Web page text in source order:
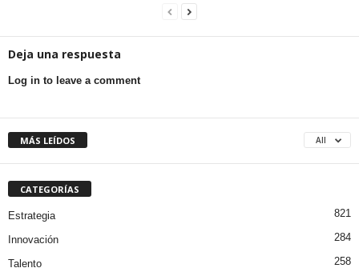
Deja una respuesta
Log in to leave a comment
MÁS LEÍDOS All
CATEGORÍAS
Estrategia 821
Innovación 284
Talento 258